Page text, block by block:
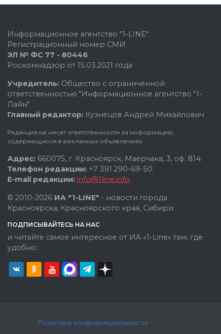
Информационное агентство "1-LINE"
Регистрационный номер СМИ
ЭЛ № ФС 77 - 80446
Роскомнадзор от 15.03.2021 года
Учредитель: Общество с ограниченной
ответственностью "Информационное агентство "1-
Лайн"
Главный редактор: Кузнецов Андрей Михайлович
Редакция не несет ответственности за информацию,
содержащуюся в рекламных объявлениях.
Адрес: 660075, г. Красноярск, Маерчака, 3, оф. 814.
Телефон редакции: +7 391 290-69-50.
E-mail редакции: info@1line.info
© 2010-2026 ИА "1-LINE" - новости города
Красноярска, Красноярского края, Сибири.
ПОДПИСЫВАЙТЕСЬ НА НАС
и читайте самое интересное от ИА «1-Line» там, где
удобно
Политика конфиденциальности